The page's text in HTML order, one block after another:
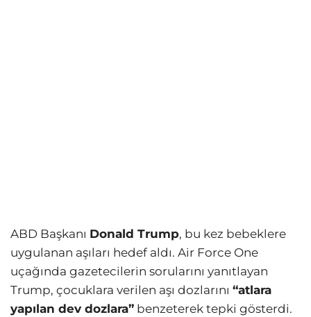
ABD Başkanı Donald Trump, bu kez bebeklere
uygulanan aşıları hedef aldı. Air Force One
uçağında gazetecilerin sorularını yanıtlayan
Trump, çocuklara verilen aşı dozlarını “atlara
yapılan dev dozlara” benzeterek tepki gösterdi.